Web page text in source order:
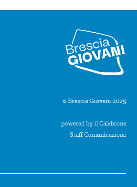
© Brescia Giovani 2025
powered by il Calabrone
Staff Comunicazione